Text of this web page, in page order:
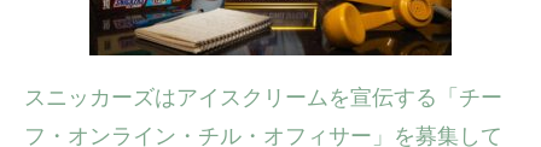
スニッカーズはアイスクリームを宣伝する「チー
フ・オンライン・チル・オフィサー」を募集して